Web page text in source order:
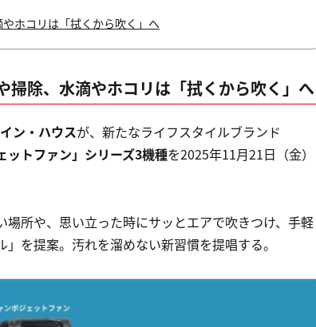
ホコリは「拭くから吹く」へ
掃除、水滴やホコリは「拭くから吹く」へ
ン・ハウスが、新たなライフスタイルブランド
ットファン」シリーズ3機種を2025年11月21日（金）
場所や、思い立った時にサッとエアで吹きつけ、手軽
を提案。汚れを溜めない新習慣を提唱する。